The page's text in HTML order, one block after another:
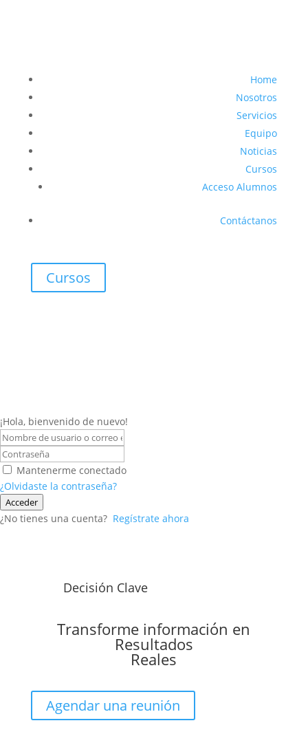
Home
Nosotros
Servicios
Equipo
Noticias
Cursos
Acceso Alumnos
Contáctanos
Cursos
¡Hola, bienvenido de nuevo!
Mantenerme conectado
¿Olvidaste la contraseña?
Acceder
¿No tienes una cuenta? Regístrate ahora
Decisión Clave
Transforme información en
Resultados
Reales
Agendar una reunión